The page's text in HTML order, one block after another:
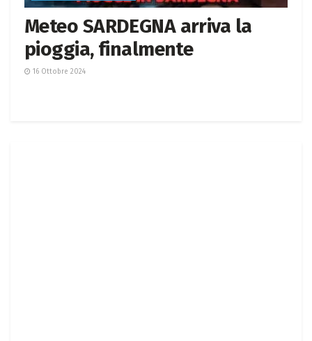
Meteo SARDEGNA arriva la
pioggia, finalmente
16 Ottobre 2024